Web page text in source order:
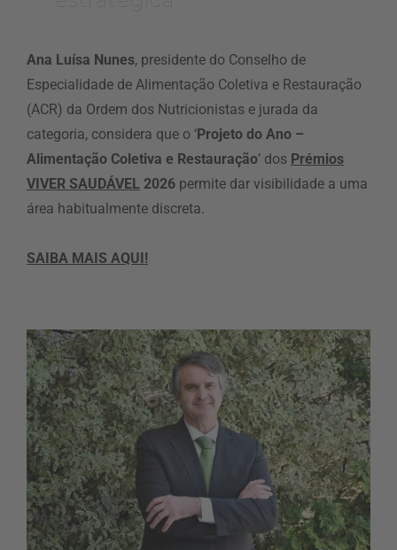
Ana Luísa Nunes, presidente do Conselho de
Especialidade de Alimentação Coletiva e Restauração
(ACR) da Ordem dos Nutricionistas e jurada da
categoria, considera que o ‘Projeto do Ano –
Alimentação Coletiva e Restauração’ dos Prémios
VIVER SAUDÁVEL 2026 permite dar visibilidade a uma
área habitualmente discreta.
SAIBA MAIS AQUI!